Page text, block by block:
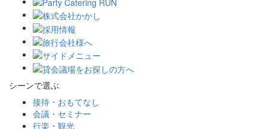
シーンで選ぶ
接待・おもてなし
会議・セミナー
行楽・観光